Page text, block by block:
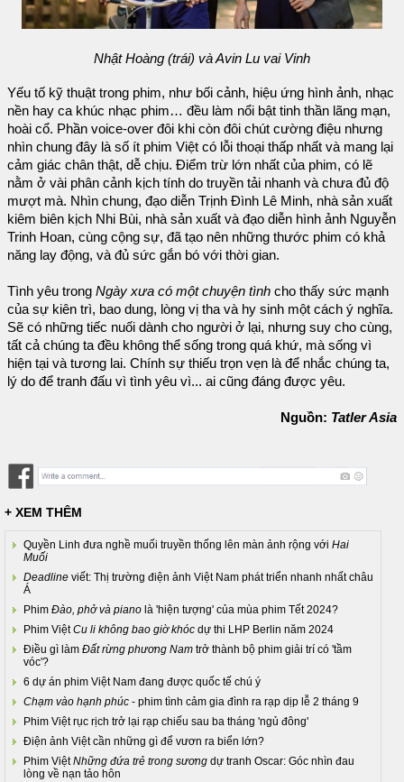
Nhật Hoàng (trái) và Avin Lu vai Vinh
Yếu tố kỹ thuật trong phim, như bối cảnh, hiệu ứng hình ảnh, nhạc
nền hay ca khúc nhạc phim… đều làm nổi bật tinh thần lãng mạn,
hoài cổ. Phần voice-over đôi khi còn đôi chút cường điệu nhưng
nhìn chung đây là số ít phim Việt có lỗi thoại thấp nhất và mang lại
cảm giác chân thật, dễ chịu. Điểm trừ lớn nhất của phim, có lẽ
nằm ở vài phân cảnh kịch tính do truyền tải nhanh và chưa đủ độ
mượt mà. Nhìn chung, đạo diễn Trịnh Đình Lê Minh, nhà sản xuất
kiêm biên kịch Nhi Bùi, nhà sản xuất và đạo diễn hình ảnh Nguyễn
Trinh Hoan, cùng cộng sự, đã tạo nên những thước phim có khả
năng lay động, và đủ sức gắn bó với thời gian.
Tình yêu trong Ngày xưa có một chuyện tình cho thấy sức mạnh
của sự kiên trì, bao dung, lòng vị tha và hy sinh một cách ý nghĩa.
Sẽ có những tiếc nuối dành cho người ở lại, nhưng suy cho cùng,
tất cả chúng ta đều không thể sống trong quá khứ, mà sống vì
hiện tại và tương lai. Chính sự thiếu trọn vẹn là để nhắc chúng ta,
lý do để tranh đấu vì tình yêu vì... ai cũng đáng được yêu.
Nguồn: Tatler Asia
+ XEM THÊM
Quyền Linh đưa nghề muối truyền thống lên màn ảnh rộng với Hai
Muối
Deadline viết: Thị trường điện ảnh Việt Nam phát triển nhanh nhất châu
Á
Phim Đào, phở và piano là 'hiện tượng' của mùa phim Tết 2024?
Phim ViệtCu li không bao giờ khóc dự thi LHP Berlin năm 2024
Điều gì làm Đất rừng phương Nam trở thành bộ phim giải trí có 'tầm
vóc'?
6 dự án phim Việt Nam đang được quốc tế chú ý
Chạm vào hạnh phúc - phim tình cảm gia đình ra rạp dịp lễ 2 tháng 9
Phim Việt rục rịch trở lại rạp chiếu sau ba tháng 'ngủ đông'
Điện ảnh Việt cần những gì để vươn ra biển lớn?
Phim ViệtNhững đứa trẻ trong sương dự tranh Oscar: Góc nhìn đau
lòng về nạn tảo hôn